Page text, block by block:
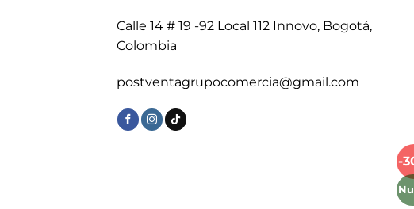
Calle 14 # 19 -92 Local 112 Innovo, Bogotá,
Colombia
postventagrupocomercia@gmail.com
-